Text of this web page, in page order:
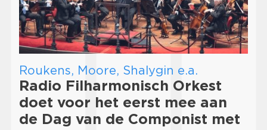
Roukens, Moore, Shalygin e.a.
Radio Filharmonisch Orkest
doet voor het eerst mee aan
de Dag van de Componist met